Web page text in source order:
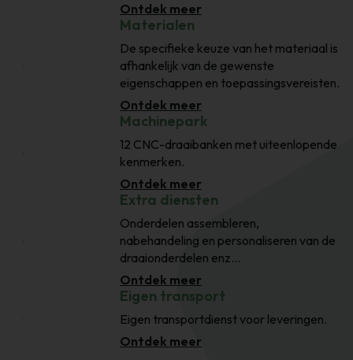
Ontdek meer
Materialen
De specifieke keuze van het materiaal is
afhankelijk van de gewenste
eigenschappen en toepassingsvereisten.
Ontdek meer
Machinepark
12 CNC-draaibanken met uiteenlopende
kenmerken.
Ontdek meer
Extra diensten
Onderdelen assembleren,
nabehandeling en personaliseren van de
draaionderdelen enz...
Ontdek meer
Eigen transport
Eigen transportdienst voor leveringen.
Ontdek meer